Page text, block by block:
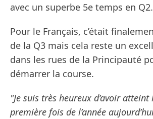
avec un superbe 5e temps en Q2.
Pour le Français, c’était
de la Q3 mais cela reste un
dans les rues de la Principauté
démarrer la course.
"Je suis très heureux d’avoir
première fois de l’année